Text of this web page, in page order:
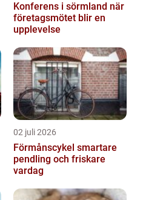
Konferens i sörmland när
företagsmötet blir en
upplevelse
02 juli 2026
Förmånscykel smartare
pendling och friskare
vardag